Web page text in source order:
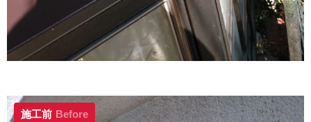
施工前 Before